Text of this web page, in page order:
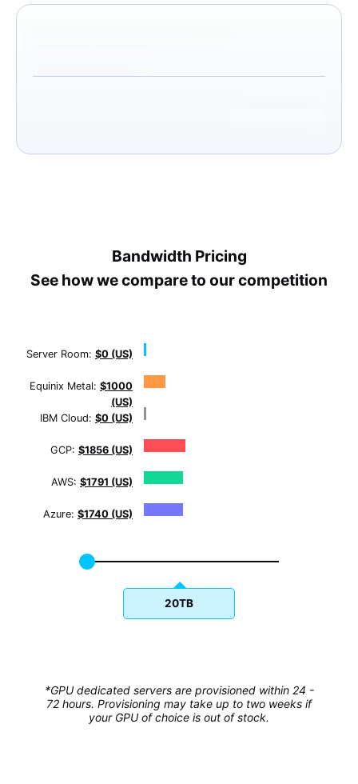
Bandwidth Pricing
See how we compare to our competition
Server Room: $0 (US)
Equinix Metal: $1000
(US)
IBM Cloud: $0 (US)
GCP: $1856 (US)
AWS: $1791 (US)
Azure: $1740 (US)
20TB
*GPU dedicated servers are provisioned within 24 -
72 hours. Provisioning may take up to two weeks if
your GPU of choice is out of stock.